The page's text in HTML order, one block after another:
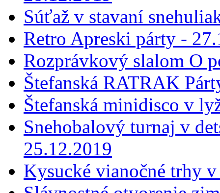
Súťaž v stavaní
Retro Apreski párty -
Rozprávkový slalom O
Štefanská RATRAK
Štefanská minidisco v
Snehobalový turnaj v
25.12.2019
Kysucké vianočné trhy